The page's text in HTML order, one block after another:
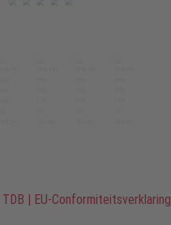
TDB | EU-Conformiteitsverklaring